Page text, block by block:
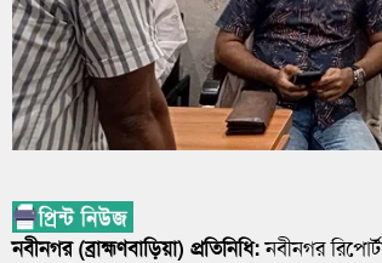
নবীনগর (ব্রাহ্মণবাড়িয়া) প্রতিনিধি:নবীনগর